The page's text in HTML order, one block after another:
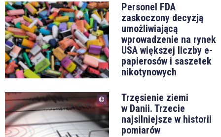
Personel FDA
zaskoczony decyzją
umożliwiającą
wprowadzenie na rynek
USA większej liczby e-
papierosów i saszetek
nikotynowych
Trzęsienie ziemi
w Danii. Trzecie
najsilniejsze w historii
pomiarów